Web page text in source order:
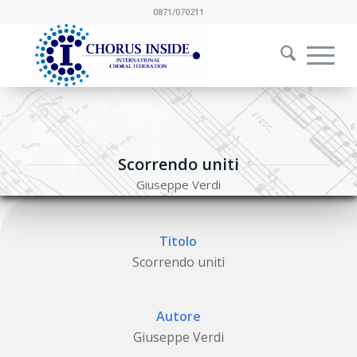
0871/070211
Scorrendo uniti
Giuseppe Verdi
Titolo
Scorrendo uniti
Autore
Giuseppe Verdi